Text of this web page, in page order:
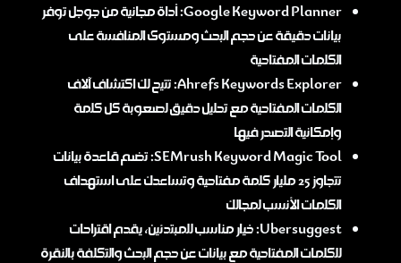
Google Keyword Planner: أداة مجانية من جوجل توفر
بيانات دقيقة عن حجم البحث ومستوى المنافسة على
الكلمات المفتاحية
Ahrefs Keywords Explorer: تتيح لك اكتشاف آلاف
الكلمات المفتاحية مع تحليل دقيق لصعوبة كل كلمة
وإمكانية التصدر فيها
SEMrush Keyword Magic Tool: تضم قاعدة بيانات
تتجاوز 25 مليار كلمة مفتاحية وتساعدك على استهداف
الكلمات الأنسب لمجالك
Ubersuggest: خيار مناسب للمبتدئين، يقدم اقتراحات
للكلمات المفتاحية مع بيانات عن حجم البحث والتكلفة بالنقرة